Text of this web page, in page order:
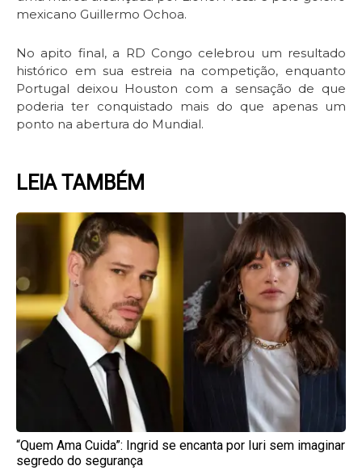
mexicano Guillermo Ochoa.
No apito final, a RD Congo celebrou um resultado
histórico em sua estreia na competição, enquanto
Portugal deixou Houston com a sensação de que
poderia ter conquistado mais do que apenas um
ponto na abertura do Mundial.
LEIA TAMBÉM
“Quem Ama Cuida”: Ingrid se encanta por Iuri sem imaginar
segredo do segurança
Page Page